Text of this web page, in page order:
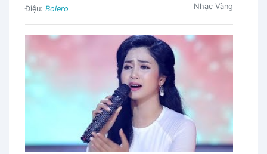
Điệu: Bolero Nhạc Vàng